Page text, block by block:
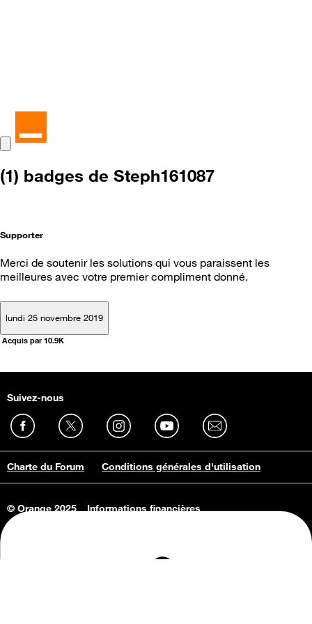
(1) badges de Steph161087
Supporter
Merci de soutenir les solutions qui vous paraissent les
meilleures avec votre premier compliment donné.
lundi 25 novembre 2019
Acquis par 10.9K
Suivez-nous
Charte du Forum Conditions générales d'utilisation
© Orange 2025
Informations financières